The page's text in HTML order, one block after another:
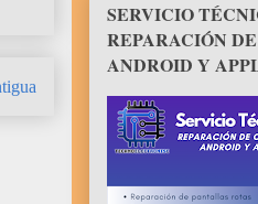
SERVICIO
REPARACIÓN
ANDROID Y